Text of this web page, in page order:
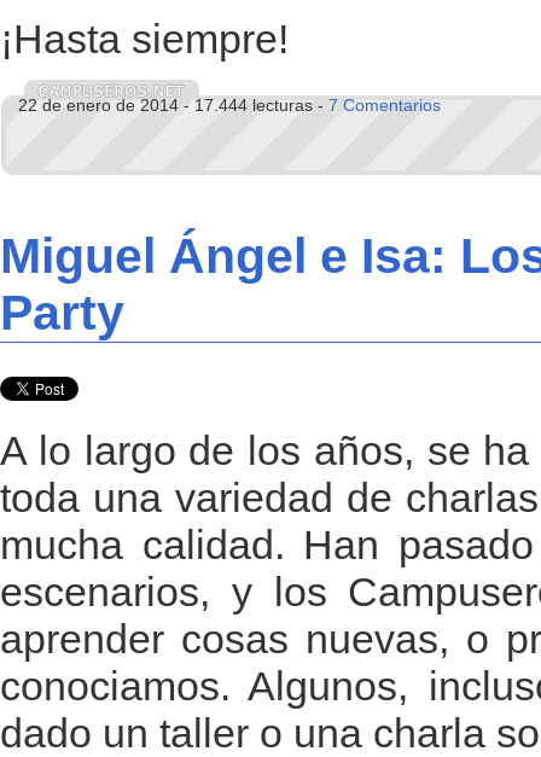
¡Hasta siempre!
22 de enero de 2014 - 17.444 lecturas - 7 Comentarios
Miguel Ángel e Isa:
Party
A lo largo de los años, se
toda una variedad de
mucha calidad. Han
escenarios, y los
aprender cosas nuevas, o
conociamos. Algunos,
dado un taller o una charla